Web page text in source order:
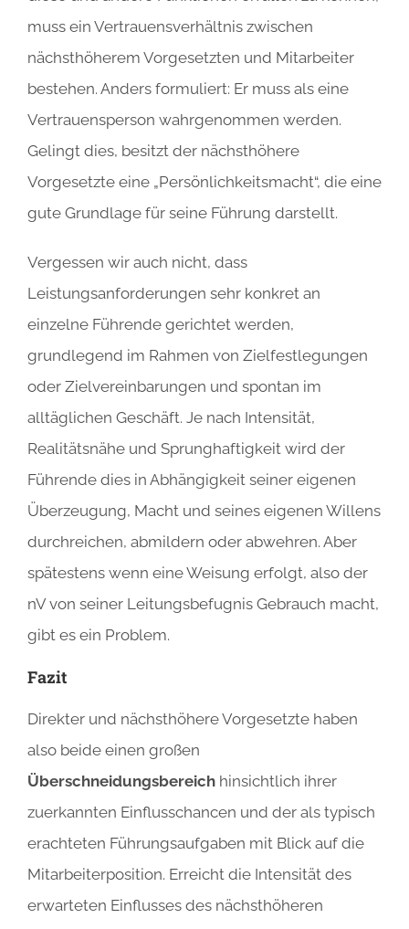
muss ein Vertrauensverhältnis zwischen
nächsthöherem Vorgesetzten und Mitarbeiter
bestehen. Anders formuliert: Er muss als eine
Vertrauensperson wahrgenommen werden.
Gelingt dies, besitzt der nächsthöhere
Vorgesetzte eine „Persönlichkeitsmacht“, die eine
gute Grundlage für seine Führung darstellt.
Vergessen wir auch nicht, dass
Leistungsanforderungen sehr konkret an
einzelne Führende gerichtet werden,
grundlegend im Rahmen von Zielfestlegungen
oder Zielvereinbarungen und spontan im
alltäglichen Geschäft. Je nach Intensität,
Realitätsnähe und Sprunghaftigkeit wird der
Führende dies in Abhängigkeit seiner eigenen
Überzeugung, Macht und seines eigenen Willens
durchreichen, abmildern oder abwehren. Aber
spätestens wenn eine Weisung erfolgt, also der
nV von seiner Leitungsbefugnis Gebrauch macht,
gibt es ein Problem.
Fazit
Direkter und nächsthöhere Vorgesetzte haben
also beide einen großen
Überschneidungsbereich hinsichtlich ihrer
zuerkannten Einflusschancen und der als typisch
erachteten Führungsaufgaben mit Blick auf die
Mitarbeiterposition. Erreicht die Intensität des
erwarteten Einflusses des nächsthöheren